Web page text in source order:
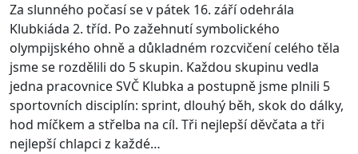
Za slunného počasí se v pátek 16. září odehrála
Klubkiáda 2. tříd. Po zažehnutí symbolického
olympijského ohně a důkladném rozcvičení celého těla
jsme se rozdělili do 5 skupin. Každou skupinu vedla
jedna pracovnice SVČ Klubka a postupně jsme plnili 5
sportovních disciplín: sprint, dlouhý běh, skok do dálky,
hod míčkem a střelba na cíl. Tři nejlepší děvčata a tři
nejlepší chlapci z každé…